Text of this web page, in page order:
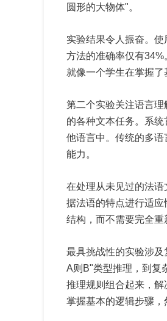
圆形的大物体"。
实验结果令人振奋。
方法的准确率仅有
就像一个学生在掌握
第二个实验关注语言
的各种文本任务。系
他语言中。传统的多
能力。
在处理从未见过的法
据法语的特点进行适
结构，而不需要完全重
最具挑战性的实验涉
A则B"类型推理，到复
推理规则组合起来，
掌握基本的逻辑步骤，